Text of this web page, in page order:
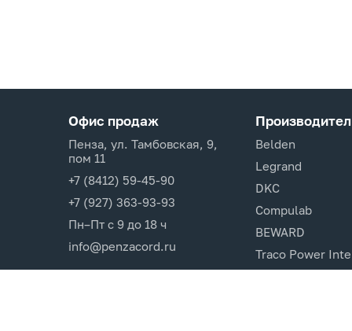
Офис продаж
Пенза, ул. Тамбовская, 9,
пом 11
+7 (8412) 59-45-90
+7 (927) 363-93-93
Пн–Пт с 9 до 18 ч
info@penzacord.ru
Belden
Legrand
DKC
Compulab
BEWARD
Traco Power